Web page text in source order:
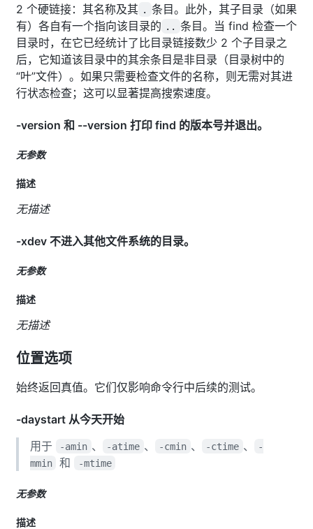
2 个硬链接：其名称及其 . 条目。此外，其子目录（如果
有）各自有一个指向该目录的 .. 条目。当 find 检查一个
目录时，在它已经统计了比目录链接数少 2 个子目录之
后，它知道该目录中的其余条目是非目录（目录树中的
“叶”文件）。如果只需要检查文件的名称，则无需对其进
行状态检查；这可以显著提高搜索速度。
-version 和 --version 打印 find 的版本号并退出。
无参数
描述
无描述
-xdev 不进入其他文件系统的目录。
无参数
描述
无描述
位置选项
始终返回真值。它们仅影响命令行中后续的测试。
-daystart 从今天开始
用于
-amin 、 -atime 、 -cmin 、 -ctime 、
-
mmin
和 -mtime
无参数
描述